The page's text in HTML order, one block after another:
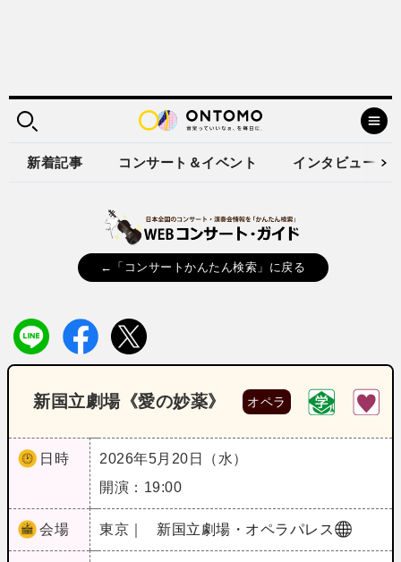
新着記事 コンサート＆イベント インタビュー
←「コンサートかんたん検索」に戻る
新国立劇場《愛の妙薬》 オペラ
日時
2026年5月20日（水）
開演：19:00
会場 東京｜ 新国立劇場・オペラパレス